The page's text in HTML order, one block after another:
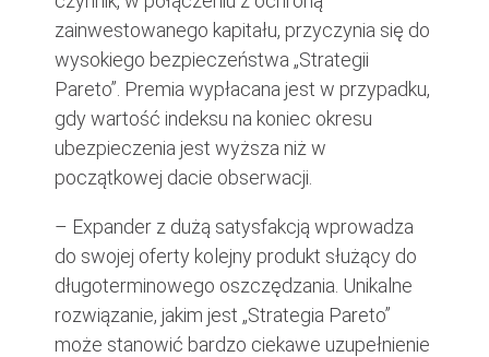
zainwestowanego kapitału, przyczynia się do
wysokiego bezpieczeństwa „Strategii
Pareto”. Premia wypłacana jest w przypadku,
gdy wartość indeksu na koniec okresu
ubezpieczenia jest wyższa niż w
początkowej dacie obserwacji.
– Expander z dużą satysfakcją wprowadza
do swojej oferty kolejny produkt służący do
długoterminowego oszczędzania. Unikalne
rozwiązanie, jakim jest „Strategia Pareto”
może stanowić bardzo ciekawe uzupełnienie